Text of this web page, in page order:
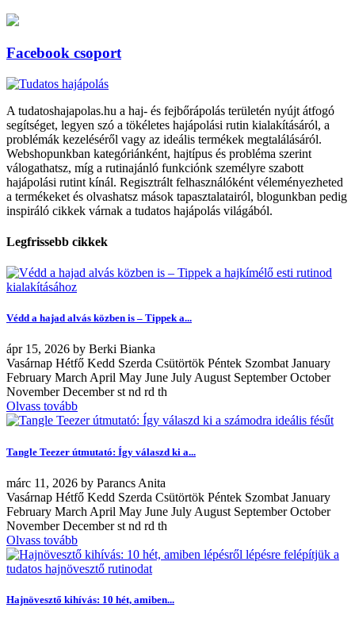
Facebook csoport
A tudatoshajapolas.hu a haj- és fejbőrápolás területén nyújt átfogó
segítséget, legyen szó a tökéletes hajápolási rutin kialakításáról, a
problémák kezeléséről vagy az ideális termékek megtalálásáról.
Webshopunkban kategóriánként, hajtípus és probléma szerint
válogathatsz, míg a rutinajánló funkciónk személyre szabott
hajápolási rutint kínál. Regisztrált felhasználóként véleményezheted
a termékeket és olvashatsz mások tapasztalatairól, blogunkban pedig
inspiráló cikkek várnak a tudatos hajápolás világából.
Legfrissebb cikkek
Védd a hajad alvás közben is – Tippek a...
ápr 15, 2026 by Berki Bianka
Vasárnap Hétfő Kedd Szerda Csütörtök Péntek Szombat January
February March April May June July August September October
November December st nd rd th
Olvass tovább
Tangle Teezer útmutató: Így válaszd ki a...
márc 11, 2026 by Parancs Anita
Vasárnap Hétfő Kedd Szerda Csütörtök Péntek Szombat January
February March April May June July August September October
November December st nd rd th
Olvass tovább
Hajnövesztő kihívás: 10 hét, amiben...